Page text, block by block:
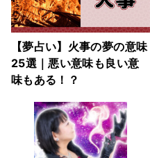
【夢占い】火事の夢の意味
25選｜悪い意味も良い意
味もある！？